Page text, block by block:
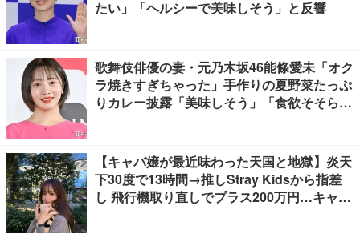
たい」「ヘルシーで美味しそう」と反響
歌舞伎俳優の妻・元乃木坂46能條愛未「オク
ラ焼きすぎちゃった」手作りの夏野菜たっぷ
りカレー披露「美味しそう」「食欲そそられ
【キャバ嬢が最近味わった天国と地獄】炎天
下30度で13時間→推しStray Kidsから指差
し 飛行機取り直しでプラス200万円…キャバ